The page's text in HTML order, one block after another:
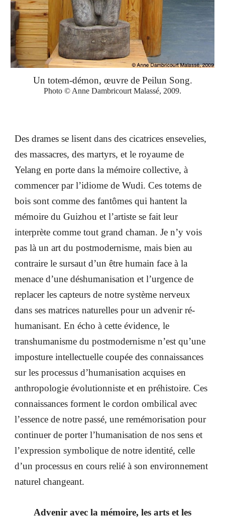
Un totem-démon, œuvre de Peilun Song.
Photo © Anne Dambricourt Malassé, 2009.
Des drames se lisent dans des cicatrices ensevelies,
des massacres, des martyrs, et le royaume de
Yelang en porte dans la mémoire collective, à
commencer par l’idiome de Wudi. Ces totems de
bois sont comme des fantômes qui hantent la
mémoire du Guizhou et l’artiste se fait leur
interprète comme tout grand chaman. Je n’y vois
pas là un art du postmodernisme, mais bien au
contraire le sursaut d’un être humain face à la
menace d’une déshumanisation et l’urgence de
replacer les capteurs de notre système nerveux
dans ses matrices naturelles pour un advenir ré-
humanisant. En écho à cette évidence, le
transhumanisme du postmodernisme n’est qu’une
imposture intellectuelle coupée des connaissances
sur les processus d’humanisation acquises en
anthropologie évolutionniste et en préhistoire. Ces
connaissances forment le cordon ombilical avec
l’essence de notre passé, une remémorisation pour
continuer de porter l’humanisation de nos sens et
l’expression symbolique de notre identité, celle
d’un processus en cours relié à son environnement
naturel changeant.
Advenir avec la mémoire, les arts et les